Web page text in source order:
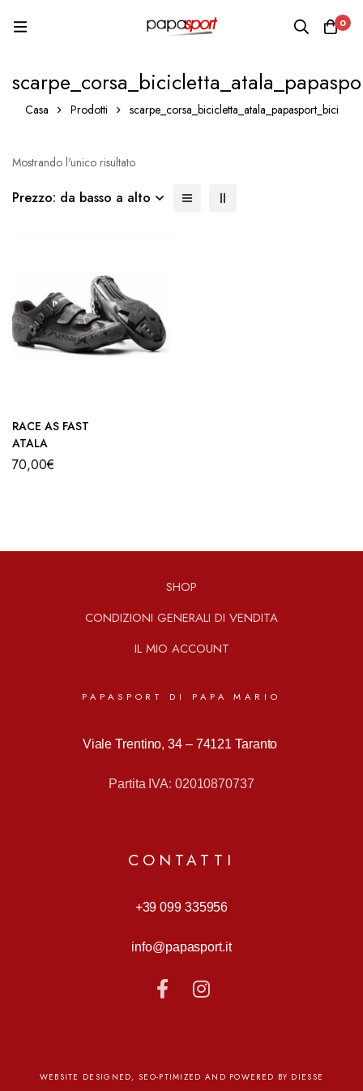
0
Casa Prodotti scarpe_corsa_bicicletta_atala_papasport_bici
Mostrando l'unico risultato
Prezzo: da basso a alto
RACE AS FAST
ATALA
70,00€
SHOP
CONDIZIONI GENERALI DI VENDITA
IL MIO ACCOUNT
PAPASPORT DI PAPA MARIO
Viale Trentino, 34 – 74121 Taranto
Partita IVA: 02010870737
CONTATTI
+39 099 335956
info@papasport.it
WEBSITE DESIGNED, SEO-PTIMIZED AND POWERED BY DIESSE